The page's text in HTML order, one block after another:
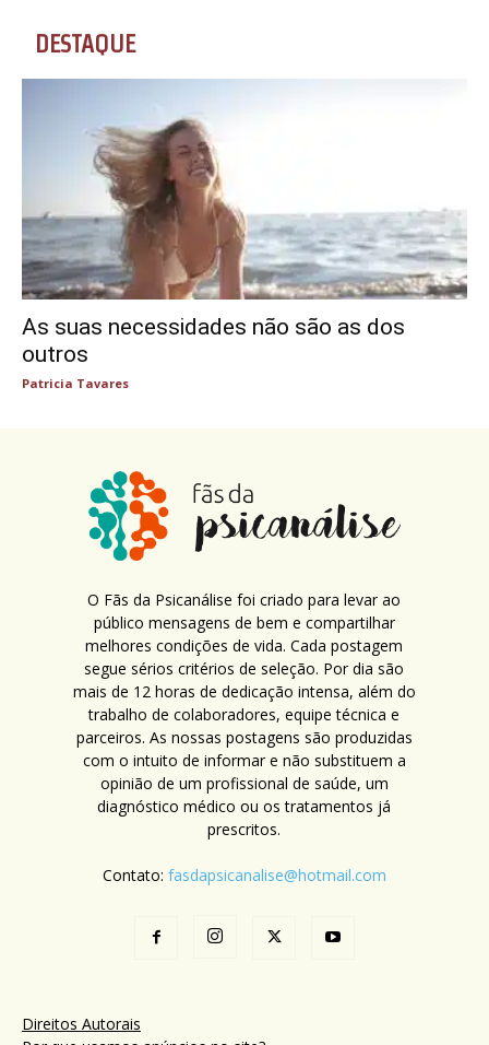
DESTAQUE
As suas necessidades não são as dos
outros
Patricia Tavares
O Fãs da Psicanálise foi criado para levar ao
público mensagens de bem e compartilhar
melhores condições de vida. Cada postagem
segue sérios critérios de seleção. Por dia são
mais de 12 horas de dedicação intensa, além do
trabalho de colaboradores, equipe técnica e
parceiros. As nossas postagens são produzidas
com o intuito de informar e não substituem a
opinião de um profissional de saúde, um
diagnóstico médico ou os tratamentos já
prescritos.
Contato: fasdapsicanalise@hotmail.com
Direitos Autorais